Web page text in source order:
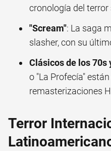
cronología del
"Scream": La saga
slasher, con su
Clásicos de los 70s
o "La Profecía"
remasterizaciones
Terror